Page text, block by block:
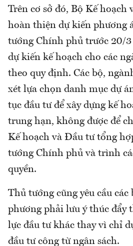
Trên cơ sở đó, Bộ Kế
hoàn thiện dự kiến phương
tướng Chính phủ trước 20/3
dự kiến kế hoạch cho các
theo quy định. Các bộ,
xét lựa chọn danh mục dự
tục đầu tư để xây dựng kế
trung hạn, không được để
Kế hoạch và Đầu tư tổng
tướng Chính phủ và trình
quyền.
Thủ tướng cũng yêu cầu các
phương phải lưu ý thúc đẩy
lực đầu tư khác thay vì chỉ
đầu tư công từ ngân sách.